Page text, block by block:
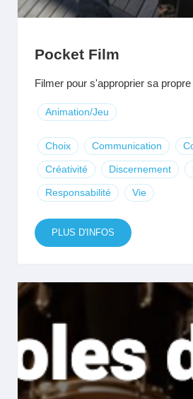
Pocket Film
Filmer pour s'approprier sa propre
Animation/Jeu
Choix Communication
Créativité Discernement
Responsabilité Vie
PLUS D'INFOS